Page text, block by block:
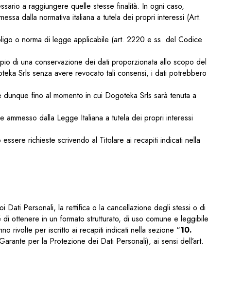
a raggiungere quelle stesse finalità. In ogni caso,
dalla normativa italiana a tutela dei propri interessi (Art.
o norma di legge applicabile (art. 2220 e ss. del Codice
di una conservazione dei dati proporzionata allo scopo del
Srls senza avere revocato tali consensi, i dati potrebbero
fino al momento in cui Dogoteka Srls sarà tenuta a
dalla Legge Italiana a tutela dei propri interessi
richieste scrivendo al Titolare ai recapiti indicati nella
Dati Personali, la rettifica o la cancellazione degli stessi o di
ottenere in un formato strutturato, di uso comune e leggibile
rivolte per iscritto ai recapiti indicati nella sezione “10.
per la Protezione dei Dati Personali), ai sensi dell’art.